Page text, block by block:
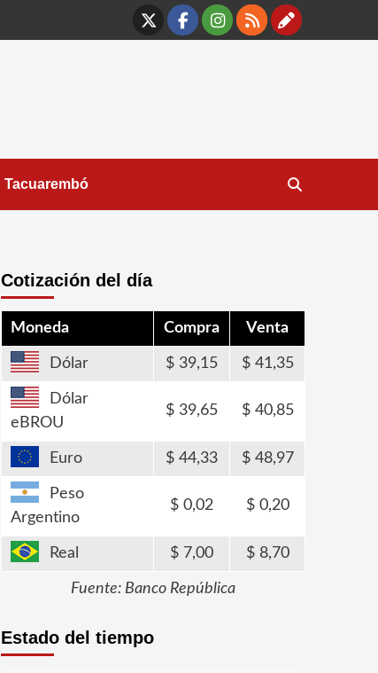
X Facebook
Instagram
RSS
Tacuarembó
Cotización del día
Moneda Compra Venta
Dólar 39,15 41,35
Dólar
eBROU
39,65 40,85
Euro 44,33 48,97
Peso
Argentino
0,02 0,20
Real 7,00 8,70
Fuente: Banco República
Estado del tiempo